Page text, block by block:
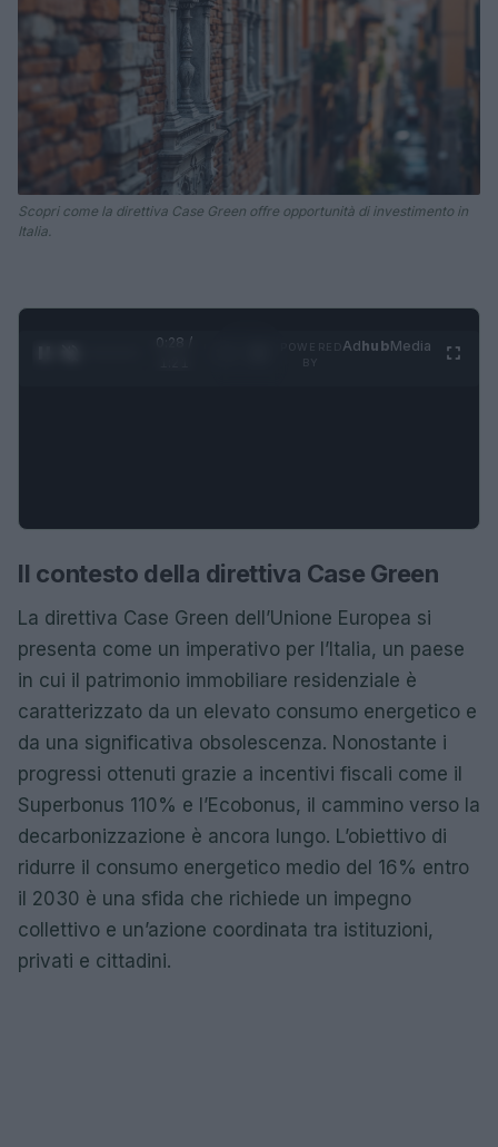
Scopri come la direttiva Case Green offre opportunità di investimento in
Italia.
0:29 /
AdhubMedia
Il contesto della direttiva Case Green
La direttiva Case Green dell’Unione Europea si
presenta come un imperativo per l’Italia, un paese
in cui il patrimonio immobiliare residenziale è
caratterizzato da un elevato consumo energetico e
da una significativa obsolescenza. Nonostante i
progressi ottenuti grazie a incentivi fiscali come il
Superbonus 110% e l’Ecobonus, il cammino verso la
decarbonizzazione è ancora lungo. L’obiettivo di
ridurre il consumo energetico medio del 16% entro
il 2030 è una sfida che richiede un impegno
collettivo e un’azione coordinata tra istituzioni,
privati e cittadini.